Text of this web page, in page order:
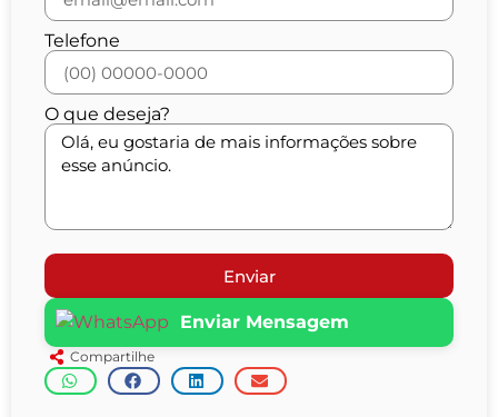
Telefone
O que deseja?
Enviar
Enviar Mensagem
Compartilhe